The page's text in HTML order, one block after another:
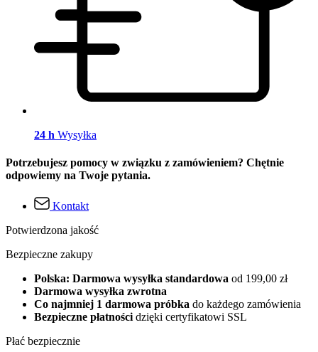
24 h Wysyłka
Potrzebujesz pomocy w związku z zamówieniem? Chętnie
odpowiemy na Twoje pytania.
Kontakt
Potwierdzona jakość
Bezpieczne zakupy
Polska: Darmowa wysyłka standardowa od 199,00 zł
Darmowa wysyłka zwrotna
Co najmniej 1 darmowa próbka do każdego zamówienia
Bezpieczne płatności dzięki certyfikatowi SSL
Płać bezpiecznie